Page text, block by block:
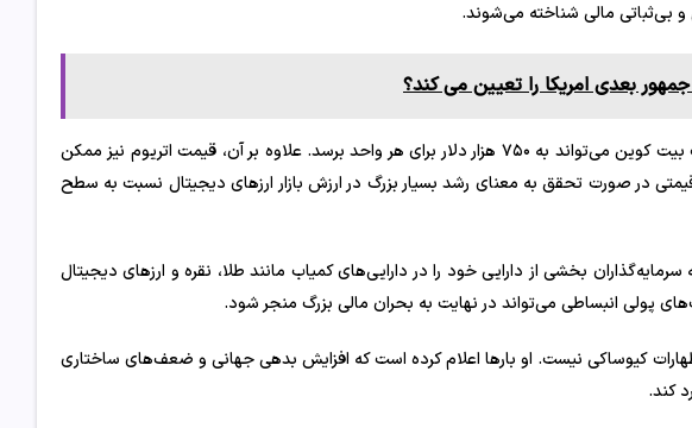
بی‌ثباتی مالی شناخته می‌شوند.
بعدی امریکا را تعیین می کند؟
او همچنین پیش‌بینی کرد که در چنین سناریویی قیمت بیت‌ کوین می‌تواند به ۷۵۰ هزار دلار برای هر واحد برسد. علاوه بر آن، قیمت اتریوم نیز ممکن
سطوح قیمتی در صورت تحقق به معنای رشد بسیار بزرگ در ارزش بازار ارزهای دیجیتال نسبت به سطح
بخشی از دارایی خود را در دارایی‌های کمیاب مانند طلا، نقره و ارزهای دیجیتال
پولی انبساطی می‌تواند در نهایت به بحران مالی بزرگ منجر شود.
کیوساکی نیست. او بارها اعلام کرده است که افزایش بدهی جهانی و ضعف‌های ساختاری
کند.